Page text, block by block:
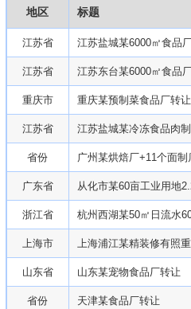
地区 标题
江苏省
江苏省
重庆市 重庆某预制菜食品厂转让
江苏省
省份
广东省
浙江省
上海市
山东省 山东某宠物食品厂转让
省份 天津某食品厂转让